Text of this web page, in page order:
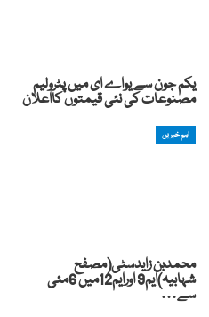
یکم جون سے یواے ای میں پٹرولیم
مصنوعات کی نئی قیمتوں کااعلان
اہم خبریں
محمدبن زایدسٹی(مصفح
شہابیہ)ایم9 اورایم12میں 6مئی
سے…